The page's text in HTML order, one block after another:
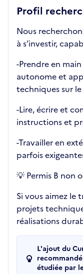
Profil
Nous
à s’investir,
-Prendre en
autonome et
techniques sur
-Lire, écrire et
instructions et
-Travailler en
parfois
💡 Permis B non
Si vous aimez le
projets
réalisations
L'ajout du
étudiée par